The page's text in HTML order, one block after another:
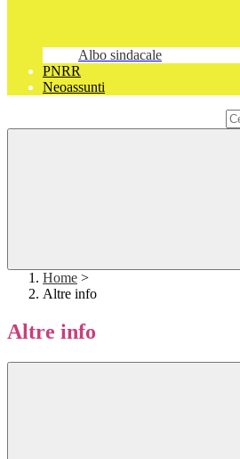
Albo sindacale
PNRR
Neoassunti
Home >
Altre info
Altre info